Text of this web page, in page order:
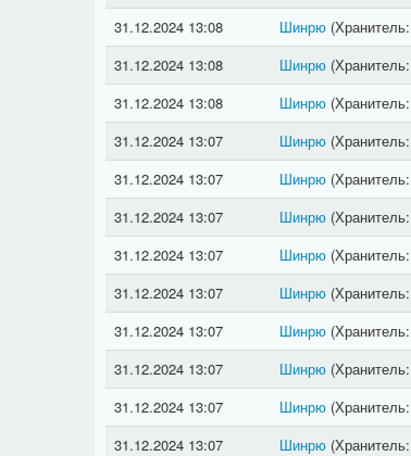
31.12.2024 13:08
Шинрю(Хранитель:
31.12.2024 13:08
Шинрю(Хранитель:
31.12.2024 13:08
Шинрю(Хранитель:
31.12.2024 13:07
Шинрю(Хранитель:
31.12.2024 13:07
Шинрю(Хранитель:
31.12.2024 13:07
Шинрю(Хранитель:
31.12.2024 13:07
Шинрю(Хранитель:
31.12.2024 13:07
Шинрю(Хранитель:
31.12.2024 13:07
Шинрю(Хранитель:
31.12.2024 13:07
Шинрю(Хранитель:
31.12.2024 13:07
Шинрю(Хранитель:
31.12.2024 13:07
Шинрю(Хранитель: